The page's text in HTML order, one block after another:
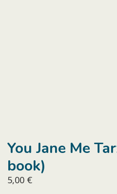
You Jane Me
book)
5,00 €